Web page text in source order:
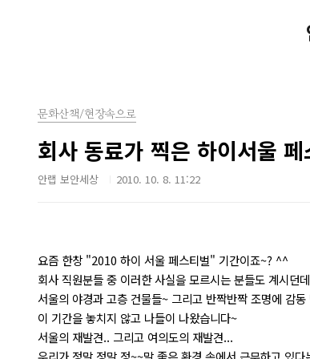
문화산책/현장속으로
회사 동료가 찍은 하이서울
안랩 보안세상 2010. 10. 8. 11:22
요즘 한창 "2010 하이 서울 페스티벌" 기간이죠~? ^^
회사 직원분들 중 이러한 사실을 모르시는 분들도 계시던
서울의 야경과 고층 건물들~ 그리고 반짝반짝 조명에 감
이 기간을 놓치지 않고 나들이 나왔습니다~
서울의 재발견.. 그리고 여의도의 재발견...